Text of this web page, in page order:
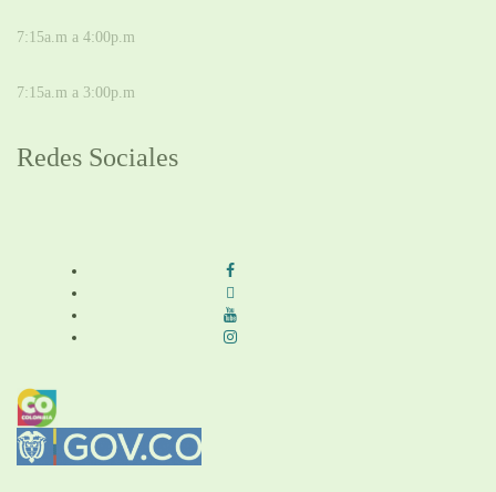
7:15a.m a 4:00p.m
7:15a.m a 3:00p.m
Redes Sociales